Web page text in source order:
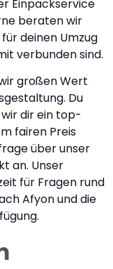
Einpackservice
beraten wir
deinen Umzug
verbunden sind.
großen Wert
Du
dir ein top-
fairen Preis
über unser
an. Unser
für Fragen rund
Afyon und die